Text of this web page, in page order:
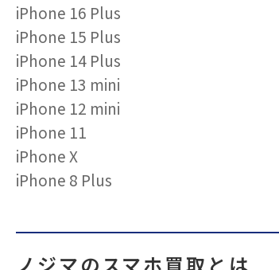
iPhone 16 Plus
iPhone 15 Plus
iPhone 14 Plus
iPhone 13 mini
iPhone 12 mini
iPhone 11
iPhone X
iPhone 8 Plus
ノジマのスマホ買取とは